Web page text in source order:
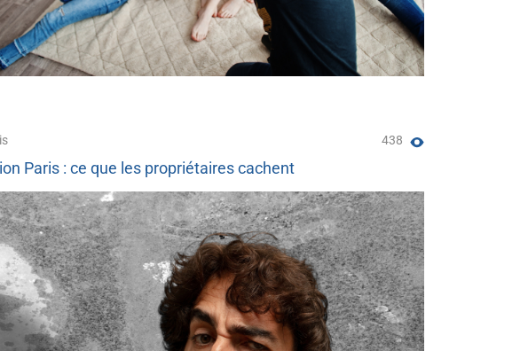
438
Paris : ce que les propriétaires cachent